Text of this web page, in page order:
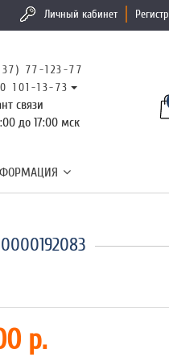
Личный кабинет
77-123-77
101-13-73
связи
до 17:00 мск
р.